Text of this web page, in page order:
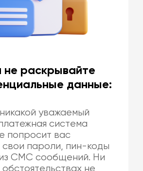
не раскрывайте
данные:
уважаемый
система
попросит вас
пароли, пин-коды
СМС сообщений. Ни
обстоятельствах не